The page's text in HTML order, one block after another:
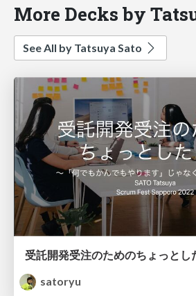
More Decks by
See All by Tatsuya Sato
satoryu